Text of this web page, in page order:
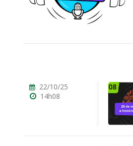
22/10/25
14h08